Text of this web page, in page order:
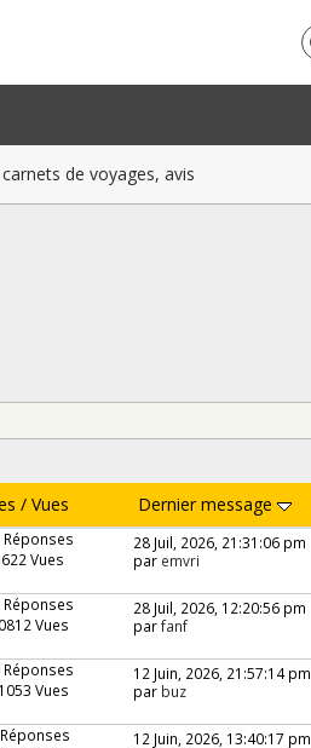
de voyages, avis
/Vues
Dernier message
Réponses
Vues
28 Juil, 2026, 21:31:06 pm
par emvri
Réponses
Vues
28 Juil, 2026, 12:20:56 pm
parfanf
Réponses
Vues
12 Juin, 2026, 21:57:14 pm
par buz
12 Juin, 2026, 13:40:17 pm